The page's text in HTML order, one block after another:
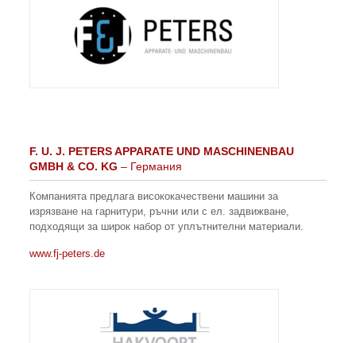
F. U. J. PETERS APPARATE UND MASCHINENBAU
GMBH & CO. KG – Германия
Компанията предлага висококачествени машини за
изрязване на гарнитури, ръчни или с ел. задвижване,
подходящи за широк набор от уплътнителни материали.
www.fj-peters.de